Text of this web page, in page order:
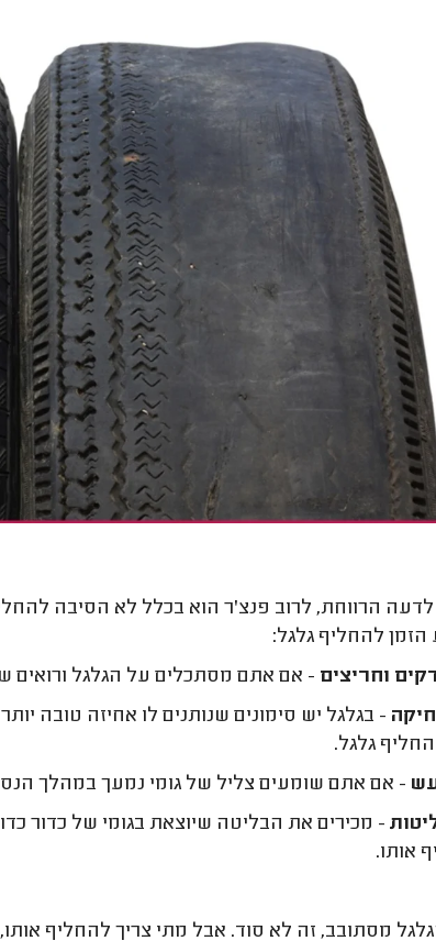
לדעה הרווחת, לרוב פנצ'ר הוא בכלל לא הסיבה
הזמן להחליף גלגל:
וחריצים - אם אתם מסתכלים על הגלגל ורואים
- בגלגל יש סימונים שנותנים לו אחיזה טובה
גלגל.
- אם אתם שומעים צליל של גומי נמעך במהלך
- מכירים את הבליטה שיוצאת בגומי של כדור
אותו.
מסתובב, זה לא סוד. אבל מתי צריך להחליף